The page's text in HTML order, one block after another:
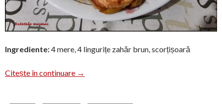
Ingrediente:4 mere, 4 lingurițe zahăr brun, scorțișoară
Citește în continuare Mere tăiate coapte
→